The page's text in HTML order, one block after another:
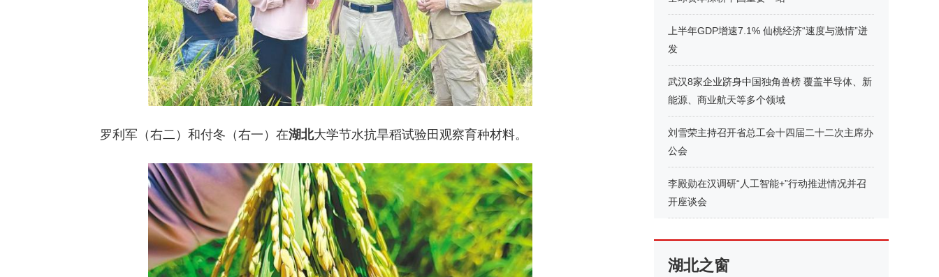
罗利军（右二）和付冬（右一）在湖北大学节水抗旱稻试验田观察育种材料。
上半年GDP增速7.1% 仙桃经济“速度与激情”迸
发
武汉8家企业跻身中国独角兽榜 覆盖半导体、新
能源、商业航天等多个领域
刘雪荣主持召开省总工会十四届二十二次主席办
公会
李殿勋在汉调研“人工智能+”行动推进情况并召
开座谈会
湖北之窗